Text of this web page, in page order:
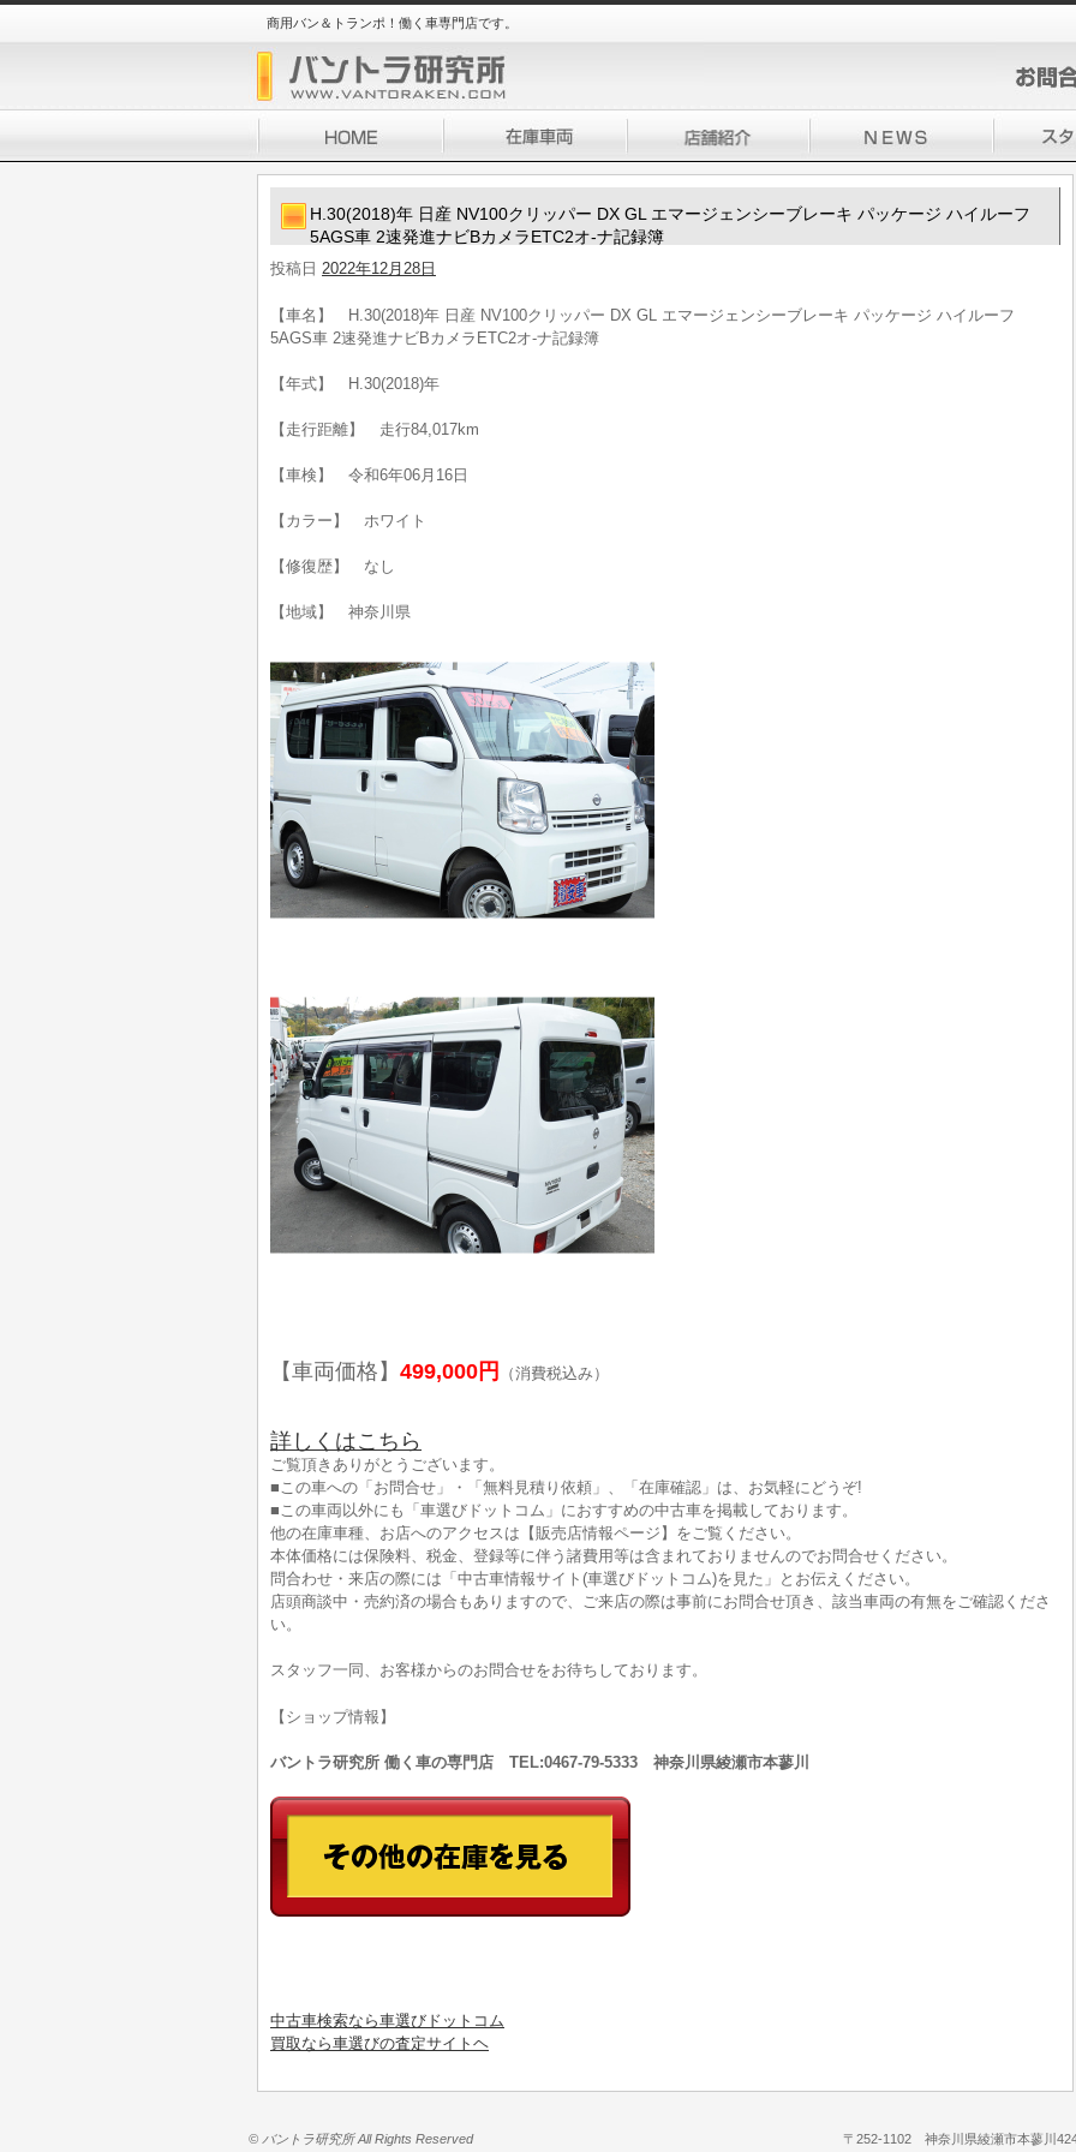
商用バン＆トランポ！働く車専門店です。
H.30(2018)年 日産 NV100クリッパー DX GL エマージェンシーブレーキ パッケージ ハイルーフ
5AGS車 2速発進ナビBカメラETC2オ-ナ記録簿
投稿日 2022年12月28日
【車名】 H.30(2018)年 日産 NV100クリッパー DX GL エマージェンシーブレーキ パッケージ ハイルーフ
5AGS車 2速発進ナビBカメラETC2オ-ナ記録簿
【年式】 H.30(2018)年
【走行距離】 走行84,017km
【車検】 令和6年06月16日
【カラー】 ホワイト
【修復歴】 なし
【地域】 神奈川県
【車両価格】 499,000円 （消費税込み）
詳しくはこちら
ご覧頂きありがとうございます。
■この車への「お問合せ」・「無料見積り依頼」、「在庫確認」は、お気軽にどうぞ!
■この車両以外にも「車選びドットコム」におすすめの中古車を掲載しております。
他の在庫車種、お店へのアクセスは【販売店情報ページ】をご覧ください。
本体価格には保険料、税金、登録等に伴う諸費用等は含まれておりませんのでお問合せください。
問合わせ・来店の際には「中古車情報サイト(車選びドットコム)を見た」とお伝えください。
店頭商談中・売約済の場合もありますので、ご来店の際は事前にお問合せ頂き、該当車両の有無をご確認くださ
い。
スタッフ一同、お客様からのお問合せをお待ちしております。
【ショップ情報】
バントラ研究所 働く車の専門店 TEL:0467-79-5333 神奈川県綾瀬市本蓼川
中古車検索なら車選びドットコム
買取なら車選びの査定サイトヘ
© バントラ研究所 All Rights Reserved 〒252-1102 神奈川県綾瀬市本蓼川